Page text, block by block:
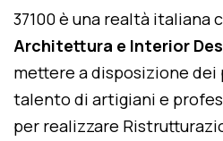
37100 è una realtà italiana
Architettura e Interior
mettere a disposizione
talento di artigiani e
per realizzare